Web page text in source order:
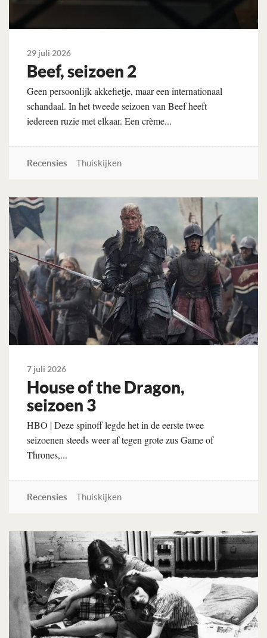
29 juli 2026
Beef, seizoen 2
Geen persoonlijk akkefietje, maar een internationaal
schandaal. In het tweede seizoen van Beef heeft
iedereen ruzie met elkaar. Een crème...
Recensies Thuiskijken
Lees verder
7 juli 2026
House of the Dragon,
seizoen 3
HBO | Deze spinoff legde het in de eerste twee
seizoenen steeds weer af tegen grote zus Game of
Thrones,...
Recensies Thuiskijken
Lees verder